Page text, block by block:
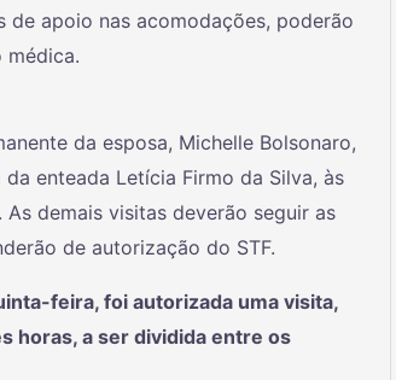
apoio nas acomodações, poderão
médica.
da esposa, Michelle Bolsonaro,
enteada Letícia Firmo da Silva, às
demais visitas deverão seguir as
de autorização do STF.
feira, foi autorizada uma visita,
horas, a ser dividida entre os